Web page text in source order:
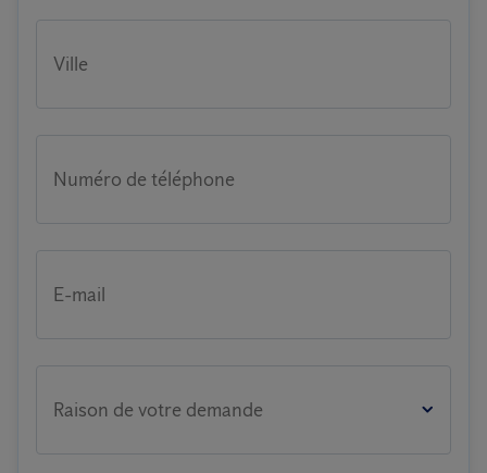
Ville
Numéro de téléphone
E-mail
Raison de votre demande